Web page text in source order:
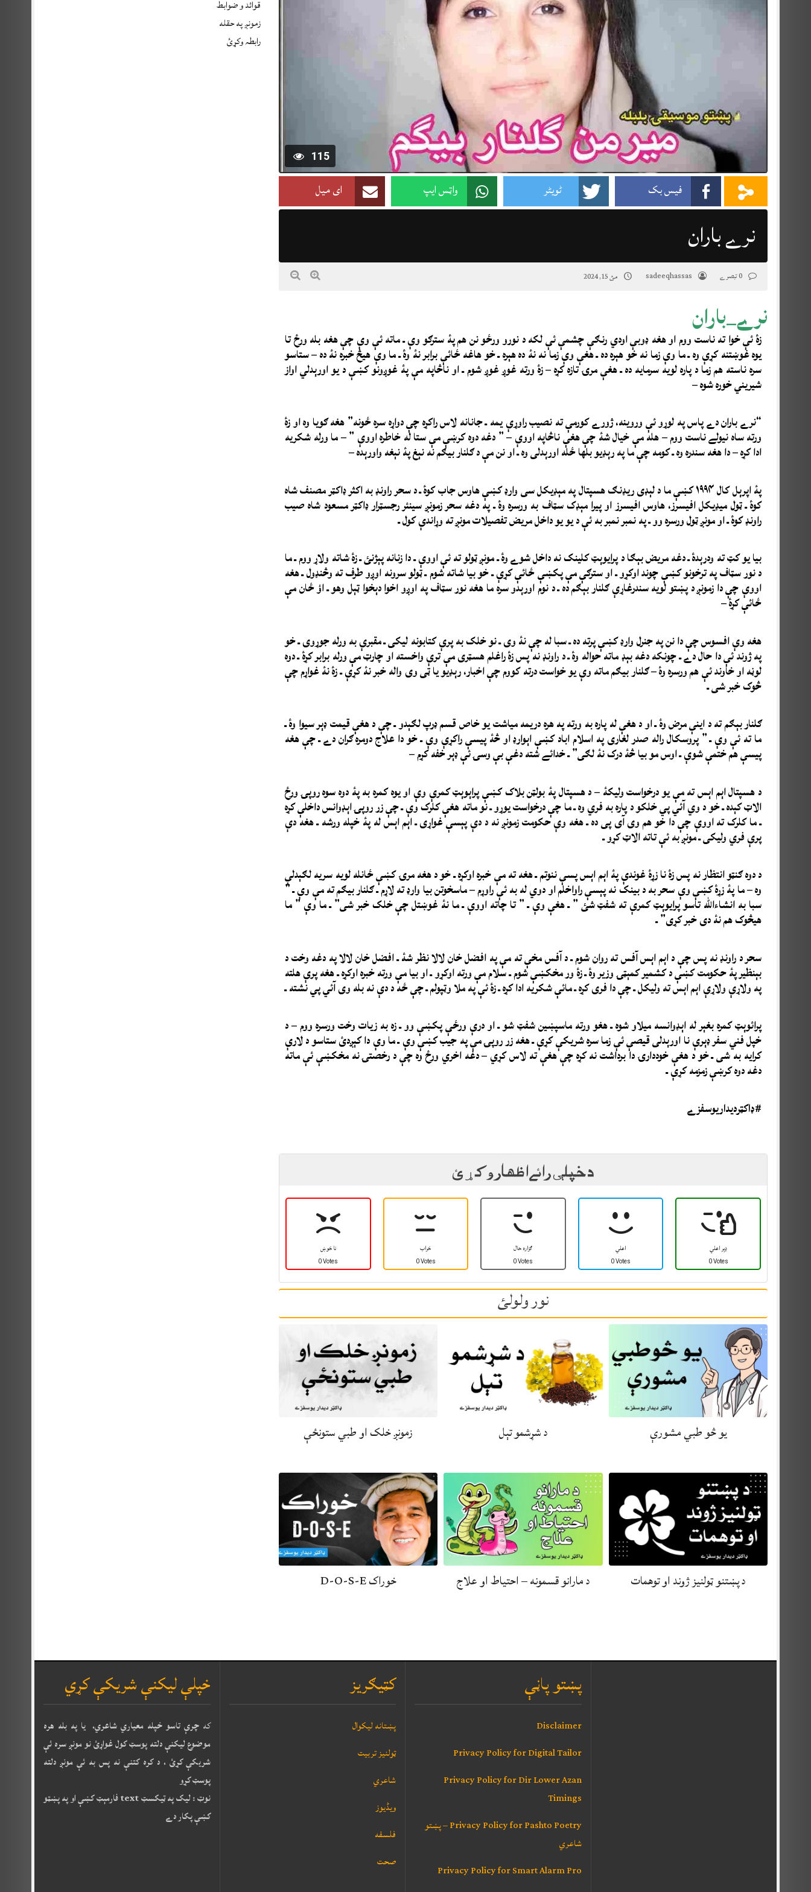
قوائد و ضوابط
زمونږ په حقله
رابطہ وکړئ
115
فیس بک ٹویٹر واټس ایپ ای میل
نرے باران
sadeeqhassas مئ 15, 2024
نرے_باران
زۀ ئې خوا ته ناست ووم او هغه ډوبې اودي رنګې چشمې ئې لکه د نورو ورځو نن هم پۀ سترګو وې ـ ماته ئې وې چې هغه بله ورځ تا
یوه غوښتنه کړې وه ـ ما وې زما نه خو هېره ده ـ هغې وې زما نه نۀ ده هېره ـ خو هاغه ځائې برابر نۀ وۀ ـ ما وې هیڅ خبره نۀ ده – ستاسو
سره ناسته هم زما د پاره لویه سرمایه ده ـ هغې مرۍ تازه کړه – زۀ ورته غوږ غوږ شوم ـ او ناڅاپه مې پۀ غوږونو کښې د يو اورېدلي اواز
شیریني خوره شوه –
“نرے باران دے پاس په لوړو ئې وروینه، ژورے کورمې ته نصیب راوړې یمه ـ جانانه لاس راکړه چې دواړه سره ځونه” هغه ګويا وه او زۀ
ورته ساه نيولے ناست ووم – هله مې خيال شۀ چې هغې ناڅاپه اووې – ” دغه دوه کرښې مې ستا له خاطره اووې ” – ما ورله شکريه
ادا کړه – دا هغه سندره وه ـ کومه چې ما په رېډیو بلها ځله اورېدلی وه ـ او نن مې د ګلنار بیګم نه نېغ‌ پۀ نېغه واورېده –
پۀ اپرېل کال ۱۹۹۴ کښې ما د لېډی ریډنګ هسپتال په مېډیکل سی وارډ کښې هاوس جاب کوۀ ـ د سحر راونډ به اکثر ډاکټر مصنف شاه
کوۀ ـ ټول میډیکل افیسرز، هاوس افیسرز او پیرا مېډک سټاف به ورسره وۀ ـ په دغه سحر زمونږ سینئر رجسټرار ډاکټر مسعود شاه صیب
راونډ کوۀ ـ او مونږ ټول ورسره وو ـ په نمبر نمبر به ئې د یو یو داخل مریض تفصیلات مونږ ته وړاندې کول ـ
بیا یو کټ ته ودرېدۀ ـ دغه مریض بېګا د پرايوېټ کلینک نه داخل شوے وۀ ـ مونږ ټولو ته ئې اووې ـ دا زنانه پېژنئ ـ زۀ شاته ولاړ ووم ـ ما
د نور سټاف په ترخونو کښې چوند اوکړو ـ او سترګې مې پکښې ځائې کړې ـ خو بیا شاته شوم ـ ټولو سرونه اوږو طرف ته وڅنډول ـ هغه
اووې چې دا زمونږ د پښتو لویه سندرغاړې ګلنار بېګم ده ـ د نوم اورېدو سره ما هغه نور سټاف په اوږو اخوا دېخوا ټېل وهو ـ اؤ ځان مې
ځائې کړۀ –
هغه وې افسوس چې دا نن په جنرل وارډ کښې پرته ده ـ سبا له چې نۀ وی ـ نو خلک به پرې کتابونه لیکی ـ مقبرې به ورله جوړوی ـ خو
په ژوند ئې دا حال دے ـ چونکه دغه بېډ ماته حواله وۀ ـ د راونډ نه پس زۀ راغلم هسټری مې ترې واخسته او چارټ مې ورله برابر کړۀ ـ دوه
لوڼه او خاوند‌ ئې هم ورسره وۀ – ګلنار بیګم ماته وې یو خواست درته کووم چې اخبار، رېډیو یا ټی وی واله خبر نۀ کړې ـ زۀ نۀ غواړم چې
څوک خبر شی ـ
ګلنار بېګم ته د اینې مرض وۀ ـ او د هغې له پاره به ورته په هره دریمه میاشت یو خاص قسم ډرپ لګېدو ـ چې د هغې قیمت ډېر سیوا وۀ ـ
ما ته ئې وې ـ ” پروسکال راله صدر لغاری په اسلام اباد کښې اېوارډ او څۀ پیسې راکړې وې ـ خو دا علاج دومره ګران دے ـ چې هغه
پیسې هم ختمې شوې ـ اوس مو بیا څۀ درک نۀ لګی” ـ خدائے شته دغې بې وسۍ ئې ډېر خفه کړم –
د هسپتال اېم اېس ته مې یو درخواست ولیکۀ – د هسپتال پۀ بولټن بلاک کښې پراېوېټ کمرې وې او یوه کمره به پۀ دوه سوه روپۍ ورځ
الاټ کېده ـ خو د وي آئي پي خلکو د پاره به فري وه ـ ما چې درخواست یوړو ـ نو ماته هغې کلرک وې ـ چې زر روپۍ اېډوانس داخلې کړه
ـ ما کلرک ته اووې چې دا خو هم وی آی پی ده ـ هغه وې حکومت زمونږ نه د دې پېسې غواړی ـ اېم اېس له پۀ خپله ورشه ـ هغه دې
پرې فري ولیکی ـ مونږ به ئې تاته الاټ کړو ـ
د دوه ګنټو انتظار نه پس زۀ نا زړۀ غوندې پۀ اېم اېس پسې ننوتم ـ هغه ته مې خبره اوکړه ـ خو د هغه مرۍ کښې ځانله لويه سريه لګېدلې
وه – ما پۀ زړۀ کښې وې سحر به د بينک نه پېسې راواخلم او دوي له به ئې راوړم – ماسخوتن بیا وارډ ته لاړم ـ ګلنار بیګم ته مې وې ـ ”
سبا به انشاءالله تاسو پرايوېټ کمرې ته شفټ شئ ” ـ هغې وې ـ ” تا چاته اووې ـ ما نۀ غوښتل چې خلک خبر شی” ـ ما وې ” ما
هیڅوک هم نۀ دی خبر کړی” ـ
سحر د راونډ نه پس چې د اېم اېس آفس ته روان شوم ـ د آفس مخې ته مې په افضل خان لالا نظر شۀ ـ افضل خان لالا په دغه وخت د
بېنظیر پۀ حکومت کښې د کشمیر کمېټۍ وزیر وۀ ـ زۀ ور مخکښې شوم ـ سلام مې ورته اوکړو ـ او بیا مې ورته خبره اوکړه ـ هغه پرې هلته
په ولاړې ولاړې اېم اېس ته ولیکل ـ چې دا فری کړه ـ مائې شکریه ادا کړه ـ زۀ ئې په ملا وټپولم ـ چې ځه د دې نه بله وی آئي پي نشته ـ
پرائوېټ کمره بغېر له اېډوانسه میلاو شوه ـ هغو ورته ماسپښین شفټ شو ـ او درې ورځې پکښې وو ـ زه به زیات وخت ورسره ووم – د
خپل فني سفر ډېرې نا اورېدلی قيصې ئې زما سره شريکې کړې ـ هغه زر روپۍ مې په جیب کښې وې ـ ما وې دا کېږدئ ستاسو د لارې
کرایه به شی ـ خو د هغې خوددارۍ دا برداشت نه کړه چې هغې ته لاس کړي – دغه اخري ورځ وه چې د رخصتۍ نه مخکښې ئې ماته
دغه دوه کرښې زمزمه کړې ـ
#ډاکټرديداريوسفزے
د خپلې رائے اظهار وکړئ
نا خوښ
0 Votes
خراب
0 Votes
ګزاره حال
0 Votes
اعلي
0 Votes
ډېر اعلي
0 Votes
نور ولولئ
يو څو طبي مشورې د شړشمو تېل زمونږ خلک او طبي ستونځې
د پښتنو ټولنيز ژوند او توهمات د مارانو قسمونه – احتياط او علاج خوراک D-O-S-E
خپلې ليکنې شريکې کړي
که چرې تاسو خپله معياري شاعري، يا په بله هره
موضوع ليکنې دلته پوسټ کول غواړئ نو مونږ سره ئې
شريکې کړئ ، د کره کتنې نه پس به ئې مونږ دلته
پوسټ کړو
نوټ : ليک په ټيکسټ text فارمېټ کښې او په پښټو
کښې پکار دے
کټيګريز
پښتانه ليکوال
ټولنيز تربيت
شاعري
ویڈیوز
فلسفه
صحت
پښتو پاڼې
Disclaimer
Privacy Policy for Digital Tailor
Privacy Policy for Dir Lower Azan
Timings
Privacy Policy for Pashto Poetry – پښتو
شاعري
Privacy Policy for Smart Alarm Pro